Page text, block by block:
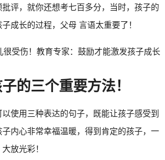
评，就你还想考七百多分，当时，孩子的
成长的过程，父母 言语太重要了！
的三个重要方法！
使用三种表达的句子，既能让孩子感受到
内心非常幸福温暖，得到肯定的孩子，一
放光彩！